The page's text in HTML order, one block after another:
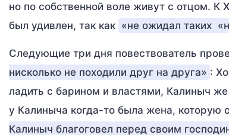
но по собственной воле живут с отцом. К
был удивлен, так как «не ожидал таких
Следующие три дня повествователь
нисколько не походили друг на друга» :
ладить с барином и властями, Калиныч же
у Калиныча когда-то была жена, которую
Калиныч благоговел перед своим